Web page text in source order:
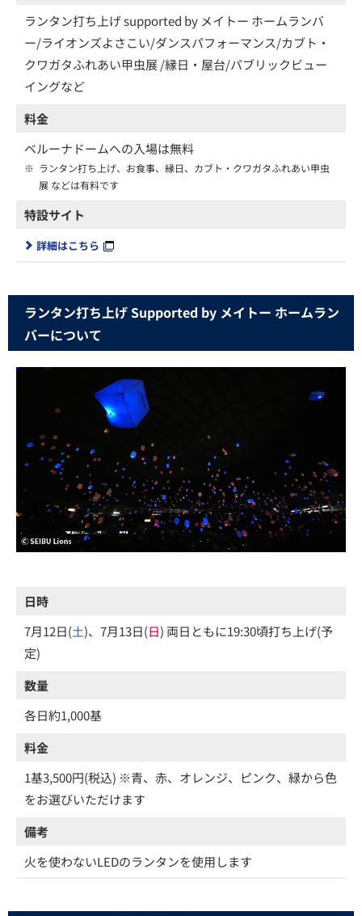
ランタン打ち上げ supported by メイトー ホームランバ
ー/ライオンズよさこい/ダンスパフォーマンス/カブト・
クワガタふれあい甲虫展 /縁日・屋台/パブリックビュー
イングなど
料金
ベルーナドームへの入場は無料
※ ランタン打ち上げ、お食事、縁日、カブト・クワガタふれあい甲虫
展 などは有料です
特設サイト
詳細はこちら
ランタン打ち上げ Supported by メイトー ホームラン
バーについて
日時
7月12日(土)、7月13日(日) 両日ともに19:30頃打ち上げ(予
定)
数量
各日約1,000基
料金
1基3,500円(税込) ※青、赤、オレンジ、ピンク、緑から色
をお選びいただけます
備考
火を使わないLEDのランタンを使用します